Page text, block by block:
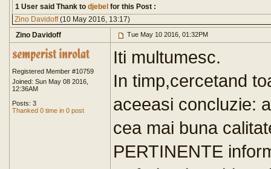
1 User said Thank to djebel for this Post :
Zino Davidoff(10 May 2016, 13:17)
Zino Davidoff
Tue May 10 2016, 01:32PM
Registered Member #10759
Joined: Sun May 08 2016,
12:36AM
Posts: 3
Thanked 0 time in 0 post
Iti multumesc.
In timp,cercetand
aceeasi concluzie:
cea mai buna
PERTINENTE